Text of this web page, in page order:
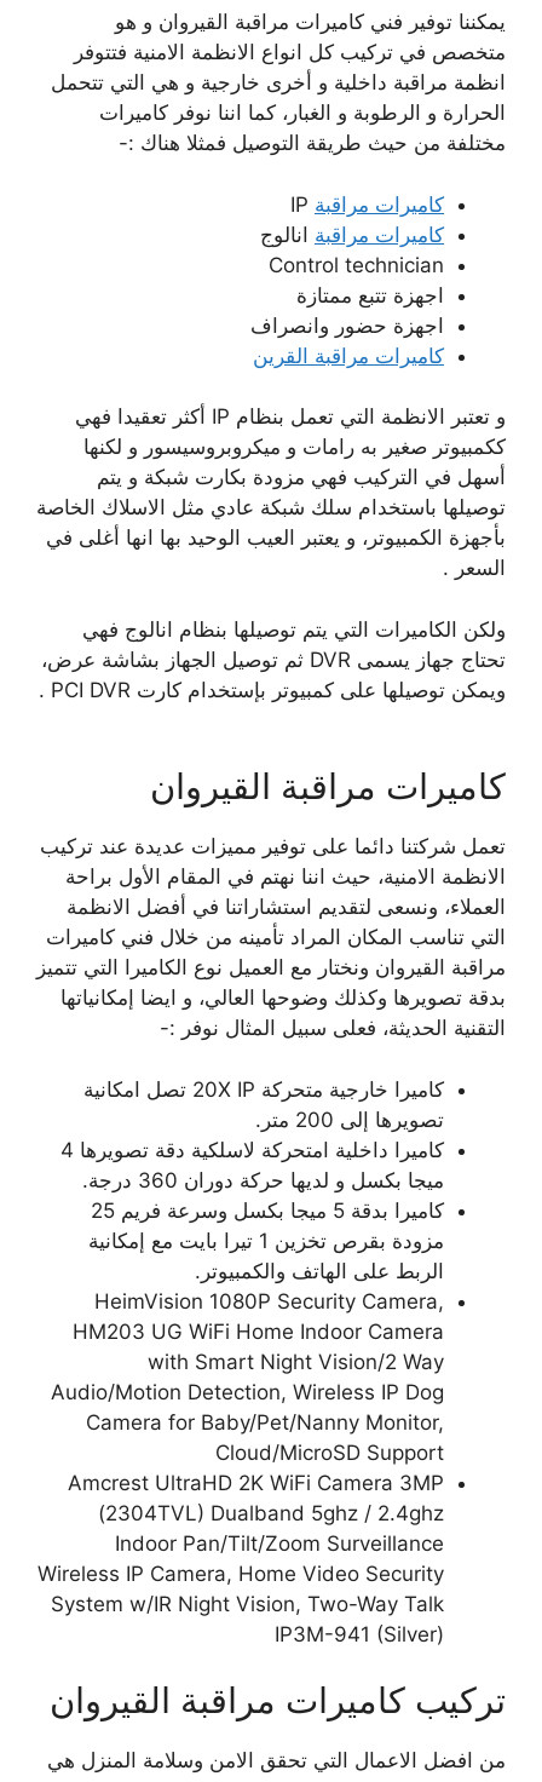
يمكننا توفير فني كاميرات مراقبة القيروان و هو
متخصص في تركيب كل انواع الانظمة الامنية فتتوفر
انظمة مراقبة داخلية و أخرى خارجية و هي التي تتحمل
الحرارة و الرطوبة و الغبار، كما اننا نوفر كاميرات
مختلفة من حيث طريقة التوصيل فمثلا هناك :-
كاميرات مراقبة
كاميرات مراقبة انالوج
Control technician
اجهزة تتبع ممتازة
اجهزة حضور وانصراف
كاميرات مراقبة القرين
و تعتبر الانظمة التي تعمل بنظام IP أكثر تعقيدا فهي
ككمبيوتر صغير به رامات و ميكروبروسيسور و لكنها
أسهل في التركيب فهي مزودة بكارت شبكة و يتم
توصيلها باستخدام سلك شبكة عادي مثل الاسلاك الخاصة
بأجهزة الكمبيوتر، و يعتبر العيب الوحيد بها انها أغلى في
السعر .
ولكن الكاميرات التي يتم توصيلها بنظام انالوج فهي
تحتاج جهاز يسمى DVR ثم توصيل الجهاز بشاشة عرض،
ويمكن توصيلها على كمبيوتر بإستخدام كارت PCI DVR .
كاميرات مراقبة القيروان
تعمل شركتنا دائما على توفير مميزات عديدة عند تركيب
الانظمة الامنية، حيث اننا نهتم في المقام الأول براحة
العملاء، ونسعى لتقديم استشاراتنا في أفضل الانظمة
التي تناسب المكان المراد تأمينه من خلال فني كاميرات
مراقبة القيروان ونختار مع العميل نوع الكاميرا التي تتميز
بدقة تصويرها وكذلك وضوحها العالي، و ايضا إمكانياتها
التقنية الحديثة، فعلى سبيل المثال نوفر :-
كاميرا خارجية متحركة 20X IP تصل امكانية
تصويرها إلى 200 متر.
كاميرا داخلية امتحركة لاسلكية دقة تصويرها 4
ميجا بكسل و لديها حركة دوران 360 درجة.
كاميرا بدقة 5 ميجا بكسل وسرعة فريم 25
مزودة بقرص تخزين 1 تيرا بايت مع إمكانية
الربط على الهاتف والكمبيوتر.
HeimVision 1080P Security Camera,
HM203 UG WiFi Home Indoor Camera
with Smart Night Vision/2 Way
Audio/Motion Detection, Wireless IP Dog
Camera for Baby/Pet/Nanny Monitor,
Cloud/MicroSD Support
Amcrest UltraHD 2K WiFi Camera 3MP
(2304TVL) Dualband 5ghz / 2.4ghz
Indoor Pan/Tilt/Zoom Surveillance
Wireless IP Camera, Home Video Security
System w/IR Night Vision, Two-Way Talk
IP3M-941 (Silver)
تركيب كاميرات مراقبة القيروان
من افضل الاعمال التي تحقق الامن وسلامة المنزل هي